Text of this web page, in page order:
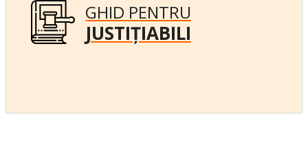
GHID PENTRU
JUSTIȚIABILI